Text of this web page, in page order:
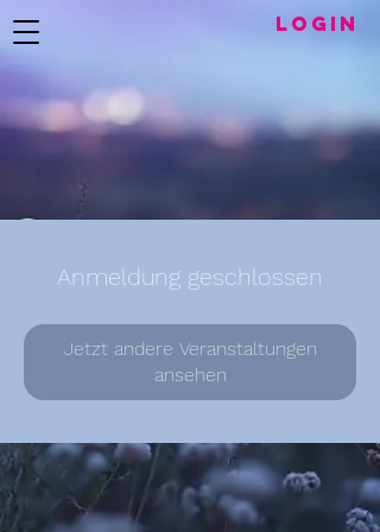
LogIN
Anmeldung geschlossen
Jetzt andere Veranstaltungen
ansehen